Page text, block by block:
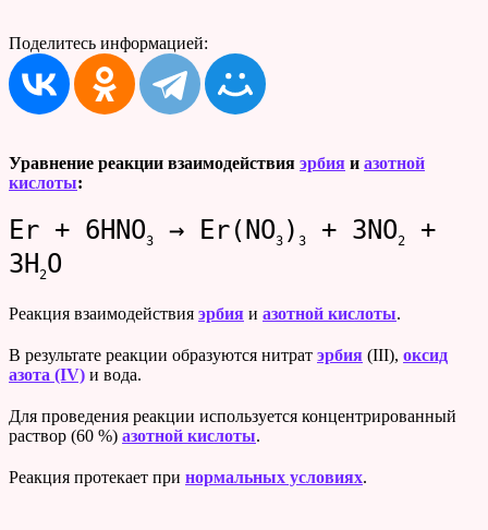
Поделитесь информацией:
Уравнение реакции взаимодействия эрбия и азотной
кислоты:
Er + 6HNO3 → Er(NO3 ) 3 + 3NO2
+
3H 2O
Реакция взаимодействия эрбия и азотной кислоты.
В результате реакции образуются нитрат эрбия (III), оксид
азота (IV) и вода.
Для проведения реакции используется концентрированный
раствор (60 %) азотной кислоты.
Реакция протекает при нормальных условиях.